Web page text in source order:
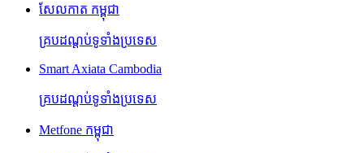
សែលកាត កម្ពុជា
គ្របដណ្តប់ទូទាំងប្រទេស
Smart Axiata Cambodia
គ្របដណ្តប់ទូទាំងប្រទេស
Metfone កម្ពុជា